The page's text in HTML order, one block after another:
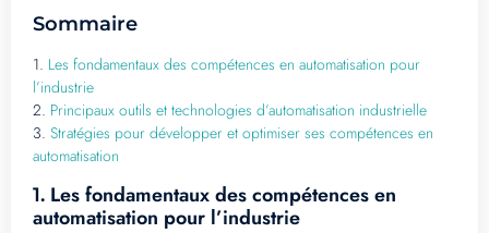
Sommaire
1. Les fondamentaux des compétences en automatisation pour
l’industrie
2. Principaux outils et technologies d’automatisation industrielle
3. Stratégies pour développer et optimiser ses compétences en
automatisation
1. Les fondamentaux des compétences en
automatisation pour l’industrie